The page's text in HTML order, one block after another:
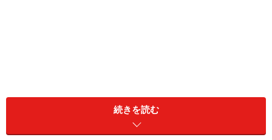
「ななチキ」や唐揚げが並ぶレジ横に、セブンカフェ ベー
カリーの陳列ケースが
続きを読む